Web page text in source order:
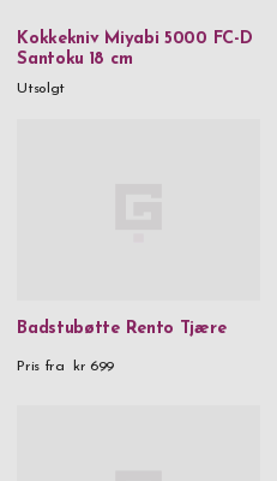
Kokkekniv Miyabi 5000 FC-D
Santoku 18 cm
Utsolgt
Badstubøtte Rento Tjære
Pris fra kr 699